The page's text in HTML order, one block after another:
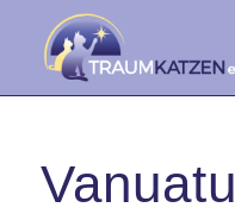
Vanuatu